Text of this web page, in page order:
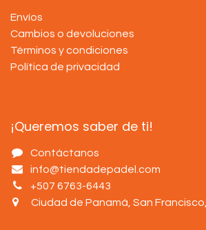
Envíos
Cambios o devoluciones
Términos y condiciones
Política de privacidad
¡Queremos saber de ti!
Contáctanos
info@tiendadepadel.com
+507 6763-6443
Ciudad de Panamá, San